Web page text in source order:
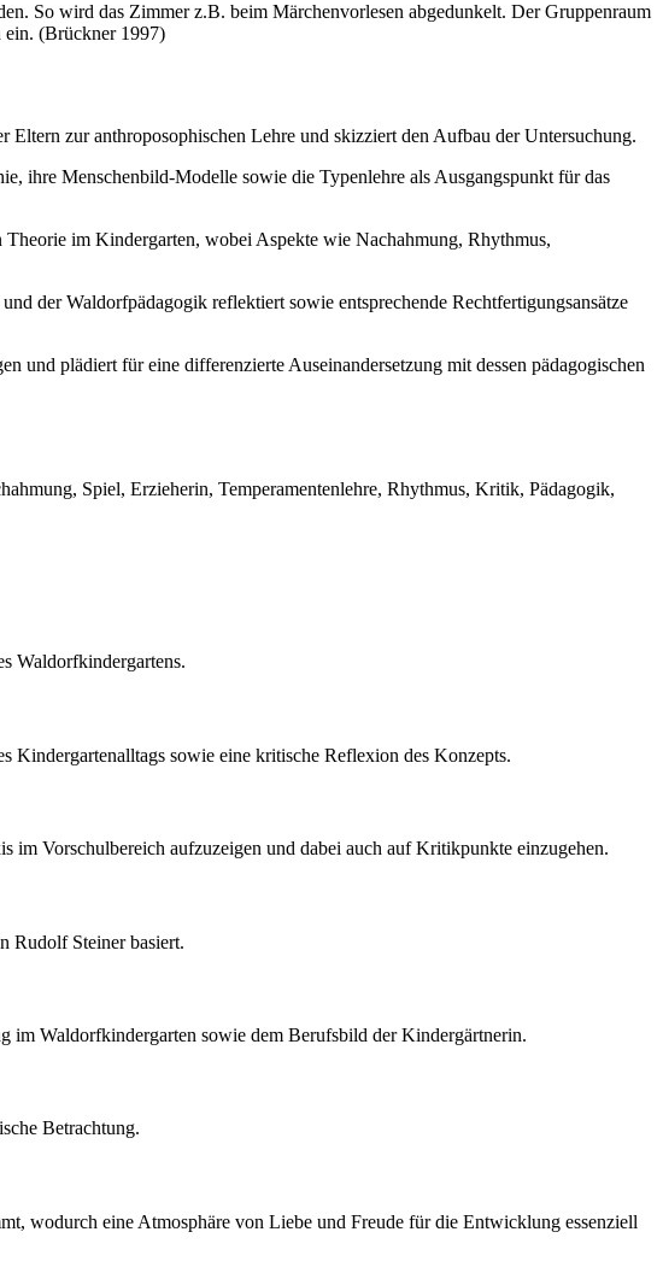
So wird das Zimmer z.B. beim Märchenvorlesen abgedunkelt. Der Gruppenraum
ein. (Brückner 1997)
zur anthroposophischen Lehre und skizziert den Aufbau der Untersuchung.
ihre Menschenbild-Modelle sowie die Typenlehre als Ausgangspunkt für das
im Kindergarten, wobei Aspekte wie Nachahmung, Rhythmus,
der Waldorfpädagogik reflektiert sowie entsprechende Rechtfertigungsansätze
und plädiert für eine differenzierte Auseinandersetzung mit dessen pädagogischen
Spiel, Erzieherin, Temperamentenlehre, Rhythmus, Kritik, Pädagogik,
Waldorfkindergartens.
Kindergartenalltags sowie eine kritische Reflexion des Konzepts.
im Vorschulbereich aufzuzeigen und dabei auch auf Kritikpunkte einzugehen.
Rudolf Steiner basiert.
im Waldorfkindergarten sowie dem Berufsbild der Kindergärtnerin.
Betrachtung.
wodurch eine Atmosphäre von Liebe und Freude für die Entwicklung essenziell